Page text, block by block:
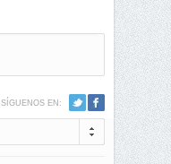
SÍGUENOS EN: